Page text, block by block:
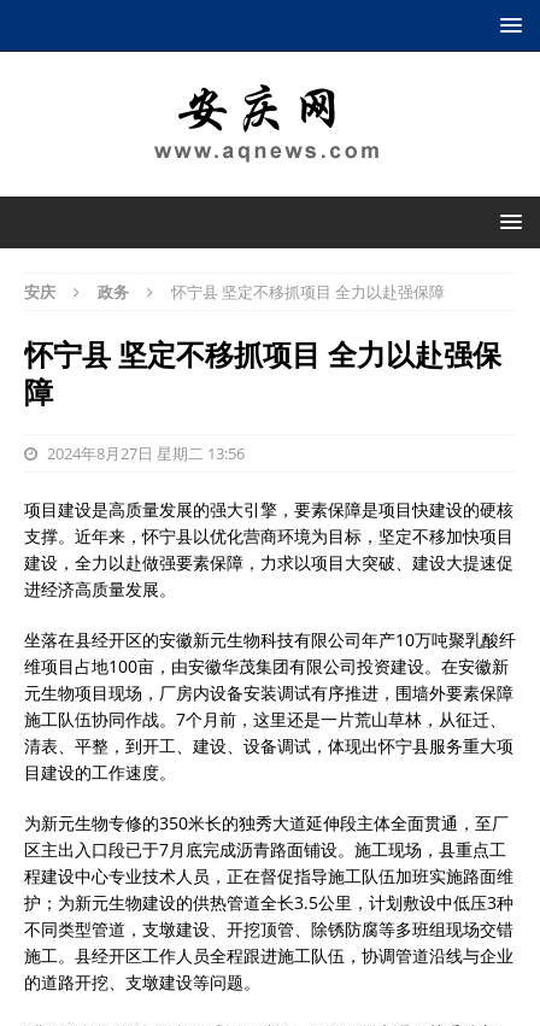
安庆 政务 怀宁县 坚定不移抓项目 全力以赴强保障
怀宁县 坚定不移抓项目 全力以赴强保
障
2024年8月27日 星期二 13:56
项目建设是高质量发展的强大引擎，要素保障是项目快建设的硬核
支撑。近年来，怀宁县以优化营商环境为目标，坚定不移加快项目
建设，全力以赴做强要素保障，力求以项目大突破、建设大提速促
进经济高质量发展。
坐落在县经开区的安徽新元生物科技有限公司年产10万吨聚乳酸纤
维项目占地100亩，由安徽华茂集团有限公司投资建设。在安徽新
元生物项目现场，厂房内设备安装调试有序推进，围墙外要素保障
施工队伍协同作战。7个月前，这里还是一片荒山草林，从征迁、
清表、平整，到开工、建设、设备调试，体现出怀宁县服务重大项
目建设的工作速度。
为新元生物专修的350米长的独秀大道延伸段主体全面贯通，至厂
区主出入口段已于7月底完成沥青路面铺设。施工现场，县重点工
程建设中心专业技术人员，正在督促指导施工队伍加班实施路面维
护；为新元生物建设的供热管道全长3.5公里，计划敷设中低压3种
不同类型管道，支墩建设、开挖顶管、除锈防腐等多班组现场交错
施工。县经开区工作人员全程跟进施工队伍，协调管道沿线与企业
的道路开挖、支墩建设等问题。